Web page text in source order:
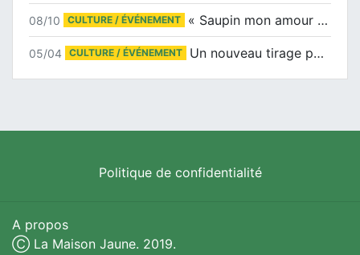
08/10 CULTURE / ÉVÉNEMENT « Saupin mon amour » au salon du livre de Trentemoult
05/04 CULTURE / ÉVÉNEMENT Un nouveau tirage pour le Docu-BD
Politique de confidentialité
A propos
Ⓒ La Maison Jaune. 2019.